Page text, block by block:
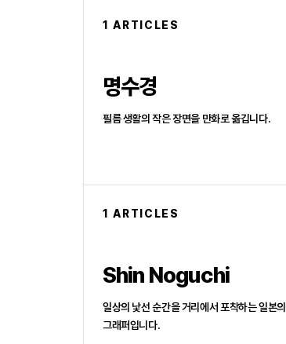
1 ARTICLES
명수경
필름 생활의 작은 장면을 만화로 옮깁니다.
1 ARTICLES
Shin Noguchi
일상의 낯선 순간을 거리에서 포착하는 일본
그래퍼입니다.